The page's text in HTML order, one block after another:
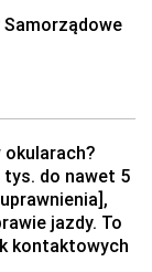
tys. do nawet 5
jazdy. To
kontaktowych